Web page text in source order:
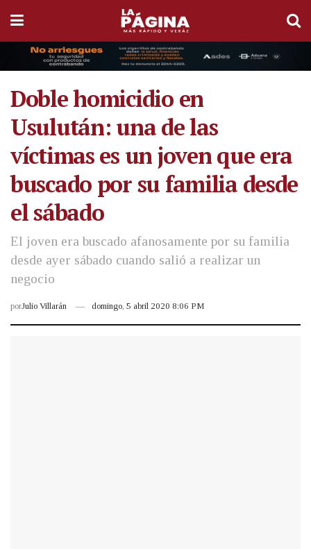
Doble homicidio en
Usulután: una de las
víctimas es un joven que era
buscado por su familia desde
el sábado
El joven era buscado afanosamente por su familia
desde ayer sábado cuando salió a realizar un
negocio
porJulio Villarán domingo, 5 abril 2020 8:06 PM